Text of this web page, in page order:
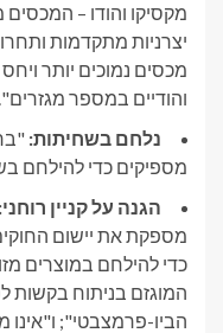
מקסיקו והודו –
יצרניות מתקדמות
מכסים נמוכים יותר
והודיים במספר מגזרים".
נלחם בשחיתות:
מספיקים כדי להילחם
הגנה על קניין רוחני:
מספקת את יישום
כדי להילחם במוצרים
המוגזם בניתוח בקשות
הביו-פרמצבטי"; ו"אינו